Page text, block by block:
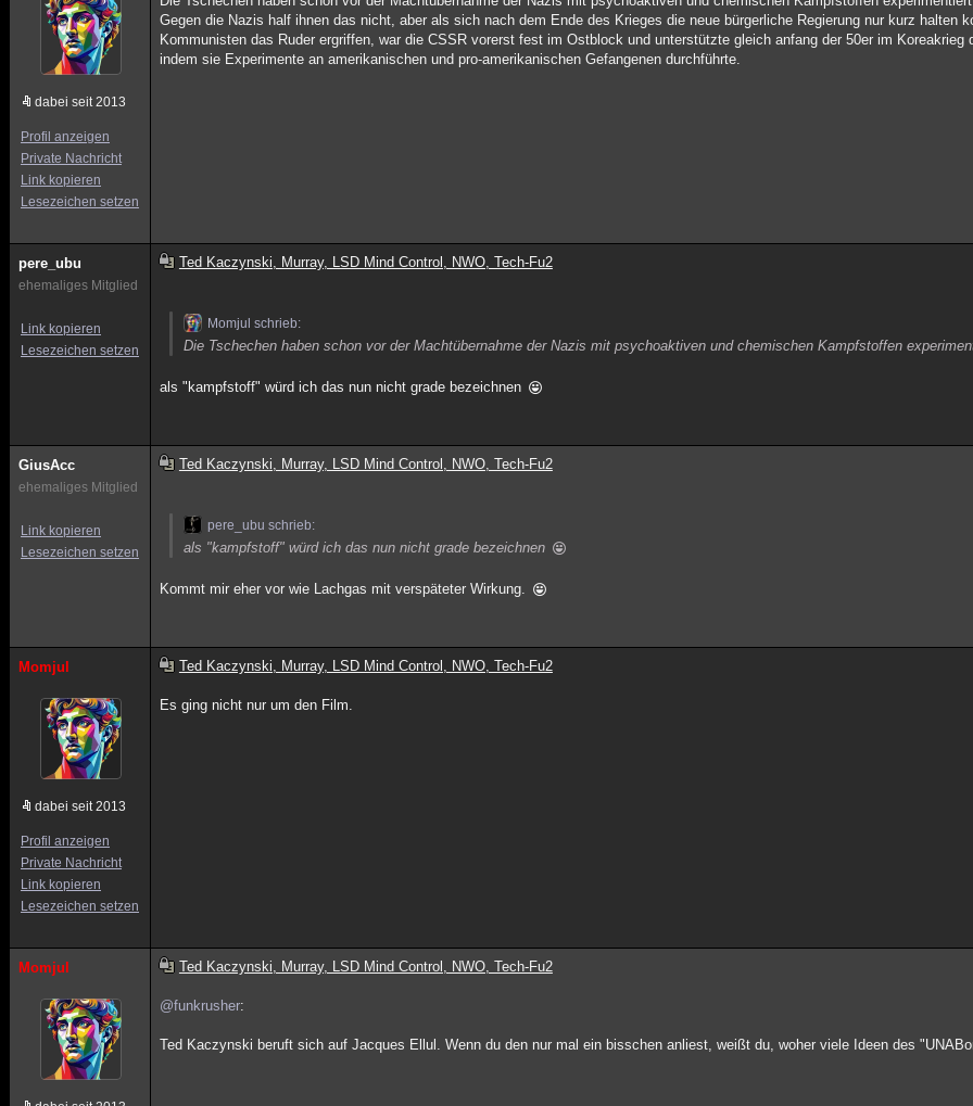
dabei seit 2013
Profil anzeigen
Private Nachricht
Link kopieren
Lesezeichen setzen
Gegen die Nazis half ihnen das nicht, aber als sich nach dem Ende des Krieges die neue bürgerliche Regierung nur kurz halten
Kommunisten das Ruder ergriffen, war die CSSR vorerst fest im Ostblock und unterstützte gleich anfang der 50er im Koreakrieg
indem sie Experimente an amerikanischen und pro-amerikanischen Gefangenen durchführte.
pere_ubu
ehemaliges Mitglied
Link kopieren
Lesezeichen setzen
Ted Kaczynski, Murray, LSD Mind Control, NWO, Tech-Fu2
Momjul schrieb:
Die Tschechen haben schon vor der Machtübernahme der Nazis mit psychoaktiven und chemischen Kampfstoffen
als "kampfstoff" würd ich das nun nicht grade bezeichnen
GiusAcc
ehemaliges Mitglied
Link kopieren
Lesezeichen setzen
Ted Kaczynski, Murray, LSD Mind Control, NWO, Tech-Fu2
pere_ubu schrieb:
als "kampfstoff" würd ich das nun nicht grade bezeichnen
Kommt mir eher vor wie Lachgas mit verspäteter Wirkung.
Momjul
dabei seit 2013
Profil anzeigen
Private Nachricht
Link kopieren
Lesezeichen setzen
Ted Kaczynski, Murray, LSD Mind Control, NWO, Tech-Fu2
Es ging nicht nur um den Film.
Momjul Ted Kaczynski, Murray, LSD Mind Control, NWO, Tech-Fu2
@funkrusher:
Ted Kaczynski beruft sich auf Jacques Ellul. Wenn du den nur mal ein bisschen anliest, weißt du, woher viele Ideen des